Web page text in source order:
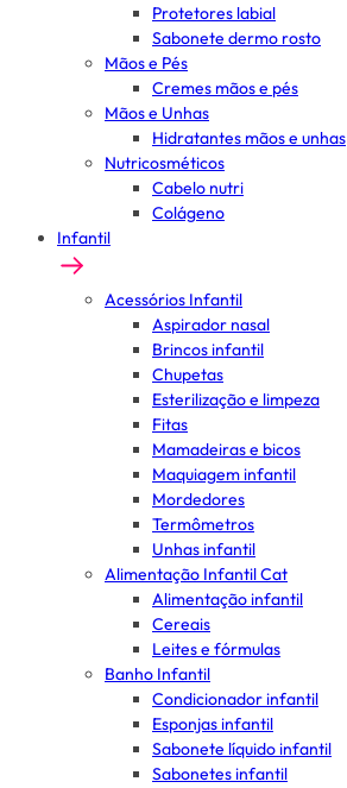
Protetores labial
Sabonete dermo rosto
Mãos e Pés
Cremes mãos e pés
Mãos e Unhas
Hidratantes mãos e unhas
Nutricosméticos
Cabelo nutri
Colágeno
Infantil
Acessórios Infantil
Aspirador nasal
Brincos infantil
Chupetas
Esterilização e limpeza
Fitas
Mamadeiras e bicos
Maquiagem infantil
Mordedores
Termômetros
Unhas infantil
Alimentação Infantil Cat
Alimentação infantil
Cereais
Leites e fórmulas
Banho Infantil
Condicionador infantil
Esponjas infantil
Sabonete líquido infantil
Sabonetes infantil